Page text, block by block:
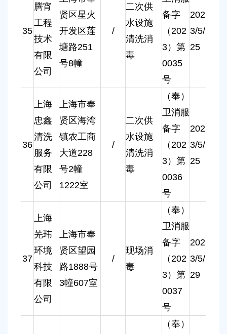
35
腾宵
工程
技术
有限
公司
贤区星火
开发区莲
塘路251
号8幢
/
二次供
水设施
清洗消
毒
备字
（202
3）第
0035
号
202
3/5/
25
36
上海
忠鑫
清洗
服务
有限
公司
上海市奉
贤区海湾
镇农工商
大道228
号2幢
1222室
/
二次供
水设施
清洗消
毒
（奉）
卫消服
备字
（202
3）第
0036
号
202
3/5/
25
37
上海
芜玮
环境
科技
有限
公司
上海市奉
贤区望园
路1888号
3幢607室
/
现场消
毒
（奉）
卫消服
备字
（202
3）第
0037
号
202
3/5/
29
（奉）